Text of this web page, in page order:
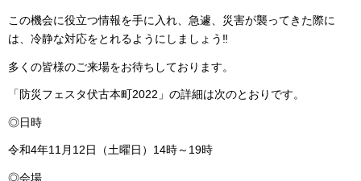
この機会に役立つ情報を手に入れ、急遽、災害が襲ってきた際に
は、冷静な対応をとれるようにしましょう‼
多くの皆様のご来場をお待ちしております。
「防災フェスタ伏古本町2022」の詳細は次のとおりです。
◎日時
令和4年11月12日（土曜日）14時～19時
◎会場